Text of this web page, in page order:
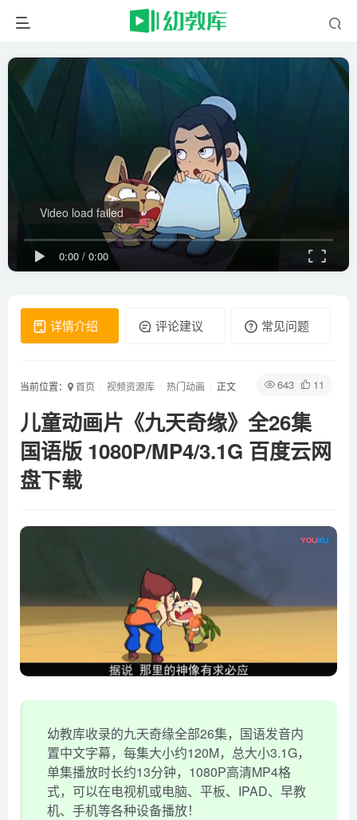
0:00 / 0:00
Video load failed
详情介绍 评论建议 常见问题
643 11
当前位置： 首页 视频资源库 热门动画 正文
儿童动画片《九天奇缘》全26集
国语版 1080P/MP4/3.1G 百度云网
盘下载
幼教库收录的九天奇缘全部26集，国语发音内
置中文字幕，每集大小约120M，总大小3.1G，
单集播放时长约13分钟，1080P高清MP4格
式，可以在电视机或电脑、平板、IPAD、早教
机、手机等各种设备播放！